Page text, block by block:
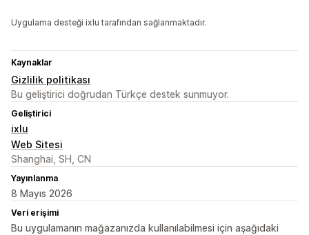
Uygulama desteği ixlu tarafından sağlanmaktadır.
Kaynaklar
Gizlilik politikası
Bu geliştirici doğrudan Türkçe destek sunmuyor.
Geliştirici
ixlu
Web Sitesi
Shanghai, SH, CN
Yayınlanma
8 Mayıs 2026
Veri erişimi
Bu uygulamanın mağazanızda kullanılabilmesi için aşağıdaki